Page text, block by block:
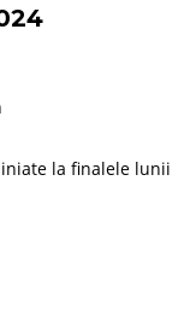
la finalele lunii